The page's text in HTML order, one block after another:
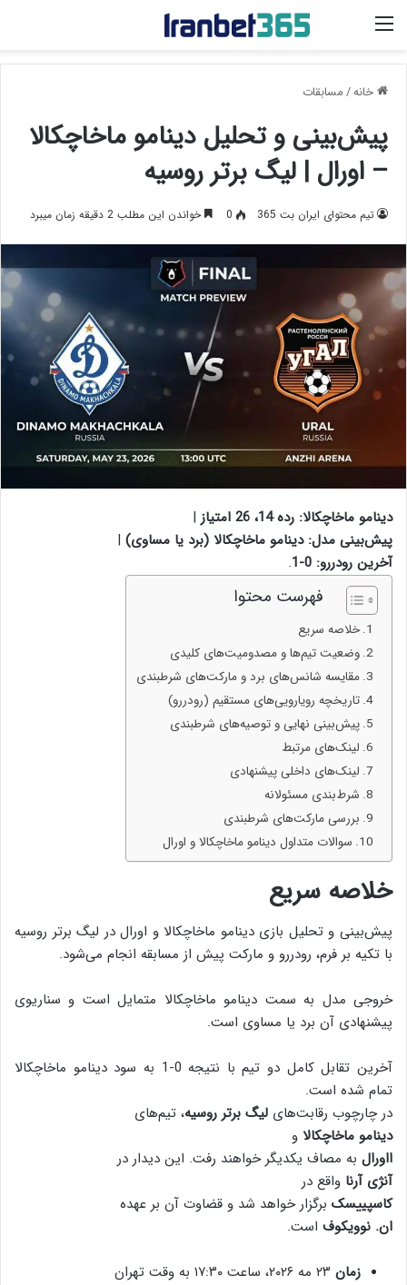
منو
خانه/مسابقات
پیش‌بینی و تحلیل دینامو ماخاچکالا
– اورال | لیگ برتر روسیه
تیم محتوای ایران بت 365 0 خواندن این مطلب 2 دقیقه زمان میبرد
دینامو ماخاچکالا: رده 14، 26 امتیاز
|
پیش‌بینی مدل: دینامو ماخاچکالا (برد یا مساوی) |
آخرین رودررو: 0-1
.
فهرست محتوا
خلاصه سریع
وضعیت تیم‌ها و مصدومیت‌های کلیدی
مقایسه شانس‌های برد و مارکت‌های شرطبندی
تاریخچه رویارویی‌های مستقیم (رودررو)
پیش‌بینی نهایی و توصیه‌های شرطبندی
لینک‌های مرتبط
لینک‌های داخلی پیشنهادی
شرط‌بندی مسئولانه
بررسی مارکت‌های شرطبندی
سوالات متداول دینامو ماخاچکالا و اورال
خلاصه سریع
پیش‌بینی و تحلیل بازی دینامو ماخاچکالا و اورال در لیگ برتر روسیه
با تکیه بر فرم، رودررو و مارکت پیش از مسابقه انجام می‌شود.
خروجی مدل به سمت دینامو ماخاچکالا متمایل است و سناریوی
پیشنهادی آن برد یا مساوی است.
آخرین تقابل کامل دو تیم با نتیجه 0-1 به سود دینامو ماخاچکالا
تمام شده است.
در چارچوب رقابت‌های لیگ برتر روسیه، تیم‌های
دینامو ماخاچکالا و
ااورال به مصاف یکدیگر خواهند رفت. این دیدار در
آنژی آرنا واقع در
کاسپییسک برگزار خواهد شد و قضاوت آن بر عهده
ان. نوویکوف است.
زمان